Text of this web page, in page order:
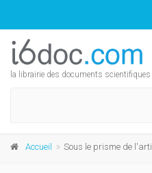
la librairie des documents scientifiques
Accueil Sous le prisme de l'articulation des temporalités sociales